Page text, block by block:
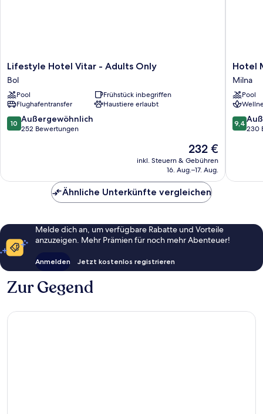
Lifestyle
Hotel
Vitar
-
Adults
Only
Bol
Lifestyle Hotel Vitar - Adults Only
Bol
Pool
Frühstück inbegriffen
Flughafentransfer
Haustiere erlaubt
10.0
von
10 Außergewöhnlich
252 Bewertungen
Der
Preis
beträgt
232 €
inkl. Steuern & Gebühren
16. Aug.–17. Aug.
Hotel
Milna
Osam
-
Adults
only
Milna
Hotel
Milna
Pool
9.4
von
9,4
230
Ähnliche Unterkünfte vergleichen
Melde dich an, um verfügbare Rabatte und Vorteile
anzuzeigen. Mehr Prämien für noch mehr Abenteuer!
Anmelden Jetzt kostenlos registrieren
Zur Gegend